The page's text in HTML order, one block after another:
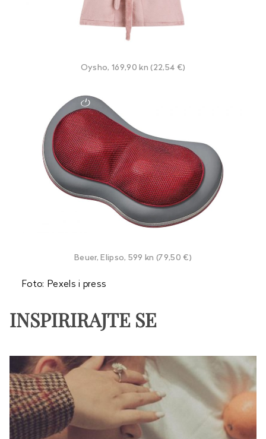
Oysho, 169,90 kn (22,54 €)
Beuer, Elipso, 599 kn (79,50 €)
Foto: Pexels i press
INSPIRIRAJTE SE